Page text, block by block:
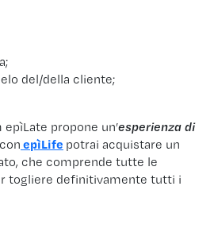
del/della cliente;
propone un’esperienza di
epìLife potrai acquistare un
che comprende tutte le
togliere definitivamente tutti i